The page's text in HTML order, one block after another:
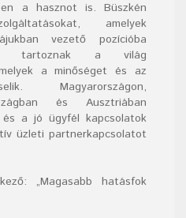
a hasznot is. Büszkén
amelyek
vezető pozícióba
tartoznak a világ
a minőséget és az
Magyarországon,
és Ausztriában
a jó ügyfél kapcsolatok
üzleti partnerkapcsolatot
„Magasabb hatásfok